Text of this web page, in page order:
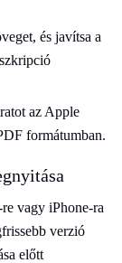
és javítsa a
az Apple
formátumban.
vagy iPhone-ra
verzió
előtt